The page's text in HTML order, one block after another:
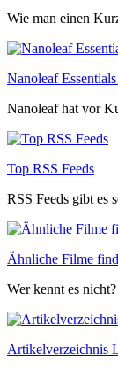
Wie man einen
Nanoleaf
Nanoleaf hat vor
Top RSS Feeds
RSS Feeds gibt es
Ähnliche Filme
Wer kennt es
Artikelverzeichnis